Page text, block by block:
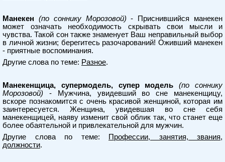
Манекен (по соннику Морозовой) - Приснившийся манекен
может означать необходимость скрывать свои мысли и
чувства. Такой сон также знаменует Ваш неправильный выбор
в личной жизни; берегитесь разочарований! Оживший манекен
- приятные воспоминания.
Другие слова по теме: Разное.
Манекенщица, супермодель, супер модель
(по соннику
Морозовой) - Мужчина, увидевший во сне манекенщицу,
вскоре познакомится с очень красивой женщиной, которая им
заинтересуется. Женщина, увидевшая во сне себя
манекенщицей, наяву изменит свой облик так, что станет еще
более обаятельной и привлекательной для мужчин.
Другие слова по теме:
Профессии, занятия, звания,
должности.